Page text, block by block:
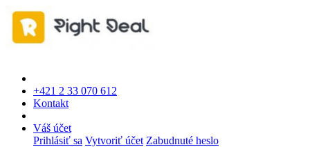
+421 2 33 070 612
Kontakt
Váš účet
Prihlásiť sa Vytvoriť účet Zabudnuté heslo